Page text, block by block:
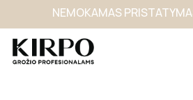
to
main
NEMOKAMAS